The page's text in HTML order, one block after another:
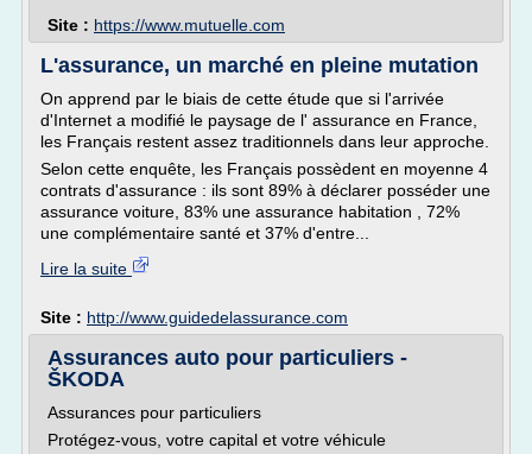
Site : https://www.mutuelle.com
L'assurance, un marché en pleine mutation
On apprend par le biais de cette étude que si l'arrivée
d'Internet a modifié le paysage de l' assurance en France,
les Français restent assez traditionnels dans leur approche.
Selon cette enquête, les Français possèdent en moyenne 4
contrats d'assurance : ils sont 89% à déclarer posséder une
assurance voiture, 83% une assurance habitation , 72%
une complémentaire santé et 37% d'entre...
Lire la suite
Site : http://www.guidedelassurance.com
Assurances auto pour particuliers -
ŠKODA
Assurances pour particuliers
Protégez-vous, votre capital et votre véhicule